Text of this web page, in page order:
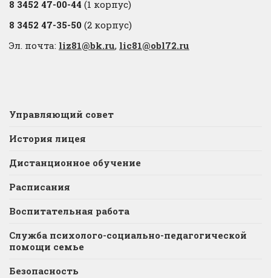
8 3452 47-00-44 (1 корпус)
8 3452 47-35-50 (2 корпус)
Эл. почта: liz81@bk.ru, lic81@obl72.ru
Управляющий совет
История лицея
Дистанционное обучение
Расписания
Воспитательная работа
Служба психолого-социально-педагогической
помощи семье
Безопасность